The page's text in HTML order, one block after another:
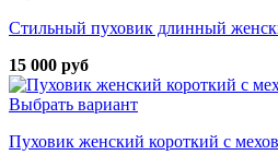
Стильный пуховик длинный
15 000 руб
Выбрать вариант
Пуховик женский короткий с